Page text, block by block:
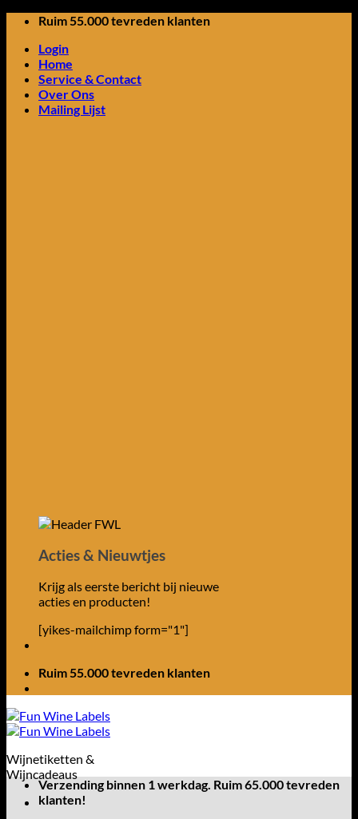
inhoud
Ruim 55.000 tevreden klanten
Login
Home
Service & Contact
Over Ons
Mailing Lijst
Acties & Nieuwtjes
Krijg als eerste bericht bij nieuwe
acties en producten!
[yikes-mailchimp form="1"]
Ruim 55.000 tevreden klanten
Wijnetiketten &
Wijncadeaus
Verzending binnen 1 werkdag. Ruim 65.000 tevreden
klanten!